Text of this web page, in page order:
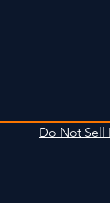
Do Not Sell